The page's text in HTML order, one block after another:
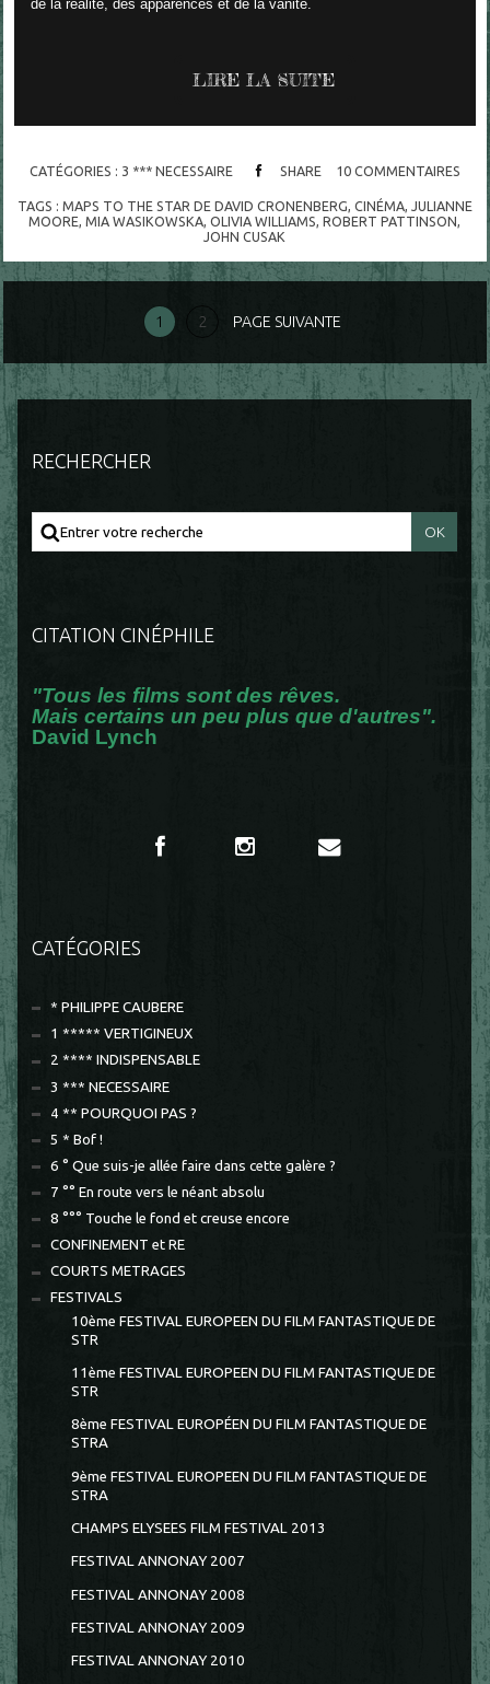
de la réalité, des apparences et de la vanité.
LIRE LA SUITE
CATÉGORIES : 3 *** NECESSAIRE SHARE 10 COMMENTAIRES
TAGS : MAPS TO THE STAR DE DAVID CRONENBERG, CINÉMA, JULIANNE
MOORE,MIA WASIKOWSKA,OLIVIA WILLIAMS,ROBERT PATTINSON,
JOHN CUSAK
1 2 PAGE SUIVANTE
RECHERCHER
CITATION CINÉPHILE
"Tous les films sont des rêves.
Mais certains un peu plus que d'autres".
David Lynch
CATÉGORIES
* PHILIPPE CAUBERE
1 ***** VERTIGINEUX
2 **** INDISPENSABLE
3 *** NECESSAIRE
4 ** POURQUOI PAS ?
5 * Bof !
6 ° Que suis-je allée faire dans cette galère ?
7 °° En route vers le néant absolu
8 °°° Touche le fond et creuse encore
CONFINEMENT et RE
COURTS METRAGES
FESTIVALS
10ème FESTIVAL EUROPEEN DU FILM FANTASTIQUE DE
STR
11ème FESTIVAL EUROPEEN DU FILM FANTASTIQUE DE
STR
8ème FESTIVAL EUROPÉEN DU FILM FANTASTIQUE DE
STRA
9ème FESTIVAL EUROPEEN DU FILM FANTASTIQUE DE
STRA
CHAMPS ELYSEES FILM FESTIVAL 2013
FESTIVAL ANNONAY 2007
FESTIVAL ANNONAY 2008
FESTIVAL ANNONAY 2009
FESTIVAL ANNONAY 2010